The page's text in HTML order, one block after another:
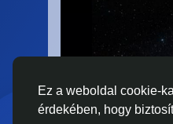
Ez a weboldal cookie-
érdekében, hogy